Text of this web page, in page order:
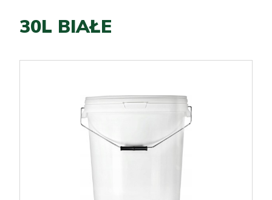
30L BIAŁE